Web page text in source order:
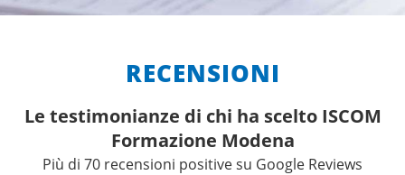
RECENSIONI
Le testimonianze di chi ha scelto ISCOM
Formazione Modena
Più di 70 recensioni positive su Google Reviews